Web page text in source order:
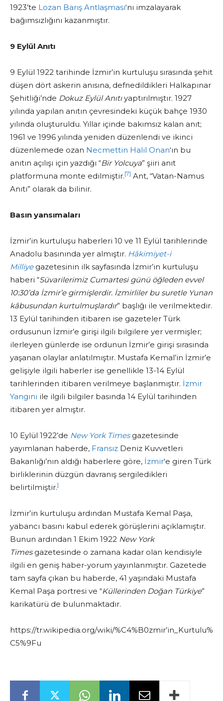
1923’te Lozan Barış Antlaşması‘nı imzalayarak
bağımsızlığını kazanmıştır.
9 Eylül Anıtı
9 Eylül 1922 tarihinde İzmir’in kurtuluşu sırasında şehit
düşen dört askerin anısına, defnedildikleri Halkapınar
Şehitliği’nde Dokuz Eylül Anıtıyaptırılmıştır. 1927
yılında yapılan anıtın çevresindeki küçük bahçe 1930
yılında oluşturuldu. Yıllar içinde bakımsız kalan anıt;
1961 ve 1996 yılında yeniden düzenlendi ve ikinci
düzenlemede ozan Necmettin Halil Onan‘ın bu
anıtın açılışı için yazdığı “Bir Yolcuya” şiiri anıt
platformuna monte edilmiştir.[7] Ant, “Vatan-Namus
Anıtı” olarak da bilinir.
Basın yansımaları
İzmir’in kurtuluşu haberleri 10 ve 11 Eylül tarihlerinde
Anadolu basınında yer almıştır. Hâkimiyet-i
Milliyegazetesinin ilk sayfasında İzmir’in kurtuluşu
haberi “Süvarilerimiz Cumartesi günü öğleden evvel
10:30’da İzmir’e girmişlerdir. İzmirliler bu suretle Yunan
kâbusundan kurtulmuşlardır” başlığı ile verilmektedir.
13 Eylül tarihinden itibaren ise gazeteler Türk
ordusunun İzmir’e girişi ilgili bilgilere yer vermişler;
ilerleyen günlerde ise ordunun İzmir’e girişi sırasında
yaşanan olaylar anlatılmıştır. Mustafa Kemal’in İzmir’e
gelişiyle ilgili haberler ise genellikle 13-14 Eylül
tarihlerinden itibaren verilmeye başlanmıştır. İzmir
Yangını ile ilgili bilgiler basında 14 Eylül tarihinden
itibaren yer almıştır.
10 Eylül 1922’de New York Timesgazetesinde
yayımlanan haberde, Fransız Deniz Kuvvetleri
Bakanlığı’nın aldığı haberlere göre, İzmir‘e giren Türk
birliklerinin düzgün davranış sergiledikleri
belirtilmiştir.]
İzmir’in kurtuluşu ardından Mustafa Kemal Paşa,
yabancı basını kabul ederek görüşlerini açıklamıştır.
Bunun ardından 1 Ekim 1922 New York
Timesgazetesinde o zamana kadar olan kendisiyle
ilgili en geniş haber-yorum yayınlanmıştır. Gazetede
tam sayfa çıkan bu haberde, 41 yaşındaki Mustafa
Kemal Paşa portresi ve “Küllerinden Doğan Türkiye”
karikatürü de bulunmaktadır.
https://tr.wikipedia.org/wiki/%C4%B0zmir’in_Kurtulu%
C5%9Fu